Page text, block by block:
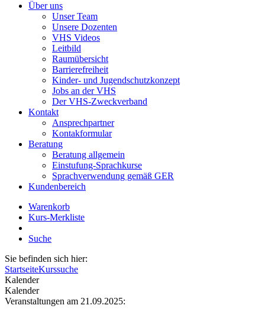
Über uns
Unser Team
Unsere Dozenten
VHS Videos
Leitbild
Raumübersicht
Barrierefreiheit
Kinder- und Jugendschutzkonzept
Jobs an der VHS
Der VHS-Zweckverband
Kontakt
Ansprechpartner
Kontakformular
Beratung
Beratung allgemein
Einstufung-Sprachkurse
Sprachverwendung gemäß GER
Kundenbereich
Warenkorb
Kurs-Merkliste
Suche
Sie befinden sich hier:
StartseiteKurssuche
Kalender
Kalender
Veranstaltungen am 21.09.2025: